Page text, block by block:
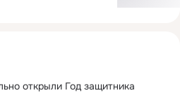
открыли Год защитника